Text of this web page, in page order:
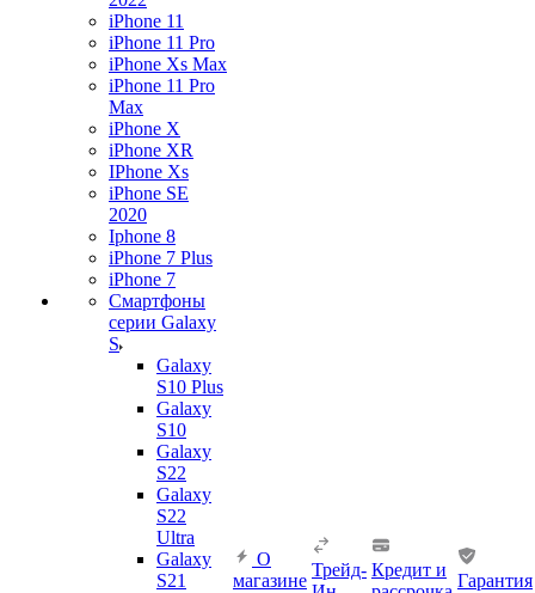
iPhone 11
iPhone 11 Pro
iPhone Xs Max
iPhone 11 Pro
Max
iPhone X
iPhone XR
IPhone Xs
iPhone SE
2020
Iphone 8
iPhone 7 Plus
iPhone 7
Смартфоны
серии Galaxy
S
Galaxy
S10 Plus
Galaxy
S10
Galaxy
S22
Galaxy
S22
Ultra
Galaxy
S21
О
магазине
Трейд- Кредит и
Гарантия